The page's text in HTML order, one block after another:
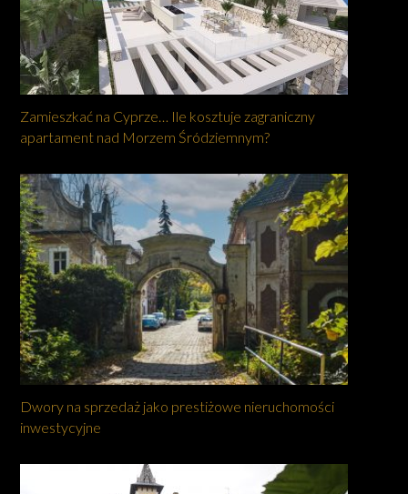
Zamieszkać na Cyprze… Ile kosztuje zagraniczny
apartament nad Morzem Śródziemnym?
Dwory na sprzedaż jako prestiżowe nieruchomości
inwestycyjne